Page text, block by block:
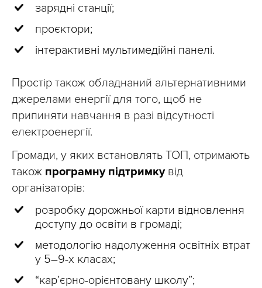
зарядні станції;
проєктори;
інтерактивні мультимедійні панелі.
Простір також обладнаний альтернативними
джерелами енергії для того, щоб не
припиняти навчання в разі відсутності
електроенергії.
Громади, у яких встановлять ТОП, отримають
також програмну підтримку від
організаторів:
розробку дорожньої карти відновлення
доступу до освіти в громаді;
методологію надолуження освітніх втрат
у 5–9-х класах;
“кар’єрно-орієнтовану школу”;